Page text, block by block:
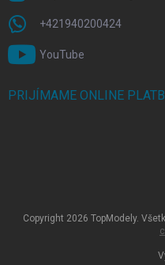
+421940200424
YouTube
PRIJÍMAME ONLINE
Copyright 2026 TopModely.